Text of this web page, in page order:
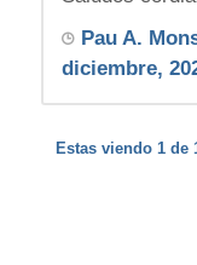
Pau A.
diciembre,
Estas viendo 1 de